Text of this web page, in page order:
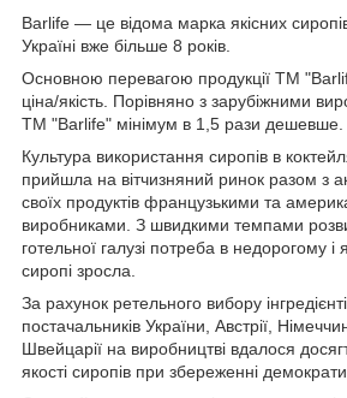
Barlife — це відома марка якісних
Україні вже більше 8 років.
Основною перевагою продукції ТМ
ціна/якість. Порівняно з зарубіжними
ТМ "Barlife" мінімум в 1,5 рази дешевше.
Культура використання сиропів в
прийшла на вітчизняний ринок разом з
своїх продуктів французькими та
виробниками. З швидкими темпами
готельної галузі потреба в недорогому і
сиропі зросла.
За рахунок ретельного вибору
постачальників України, Австрії,
Швейцарії на виробництві вдалося
якості сиропів при збереженні